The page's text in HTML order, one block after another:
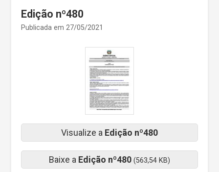
Edição nº480
Publicada em 27/05/2021
Visualize a Edição nº480
Baixe a Edição nº480 (563,54 KB)